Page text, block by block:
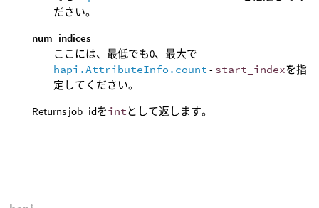
ださい。
num_indices
ここには、最低でも0、最大で
hapi.AttributeInfo.count - start_indexを指
定してください。
Returns job_idをintとして返します。